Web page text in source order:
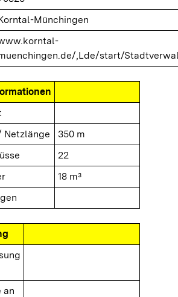
Münchingen
,Lde/start/
Netzlänge
350 m
22
18 m³
an